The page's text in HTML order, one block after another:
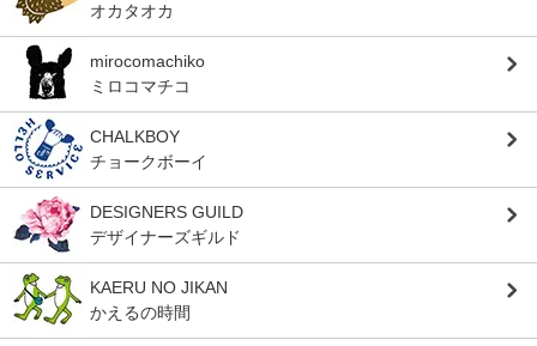
オカタオカ
mirocomachiko
ミロコマチコ
CHALKBOY
チョークボーイ
DESIGNERS GUILD
デザイナーズギルド
KAERU NO JIKAN
かえるの時間